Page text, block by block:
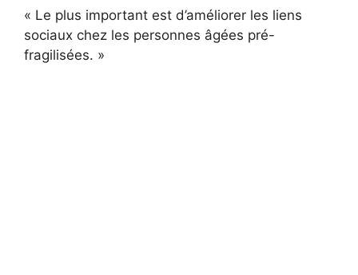
« Le plus important est d’améliorer les liens
sociaux chez les personnes âgées pré-
fragilisées. »